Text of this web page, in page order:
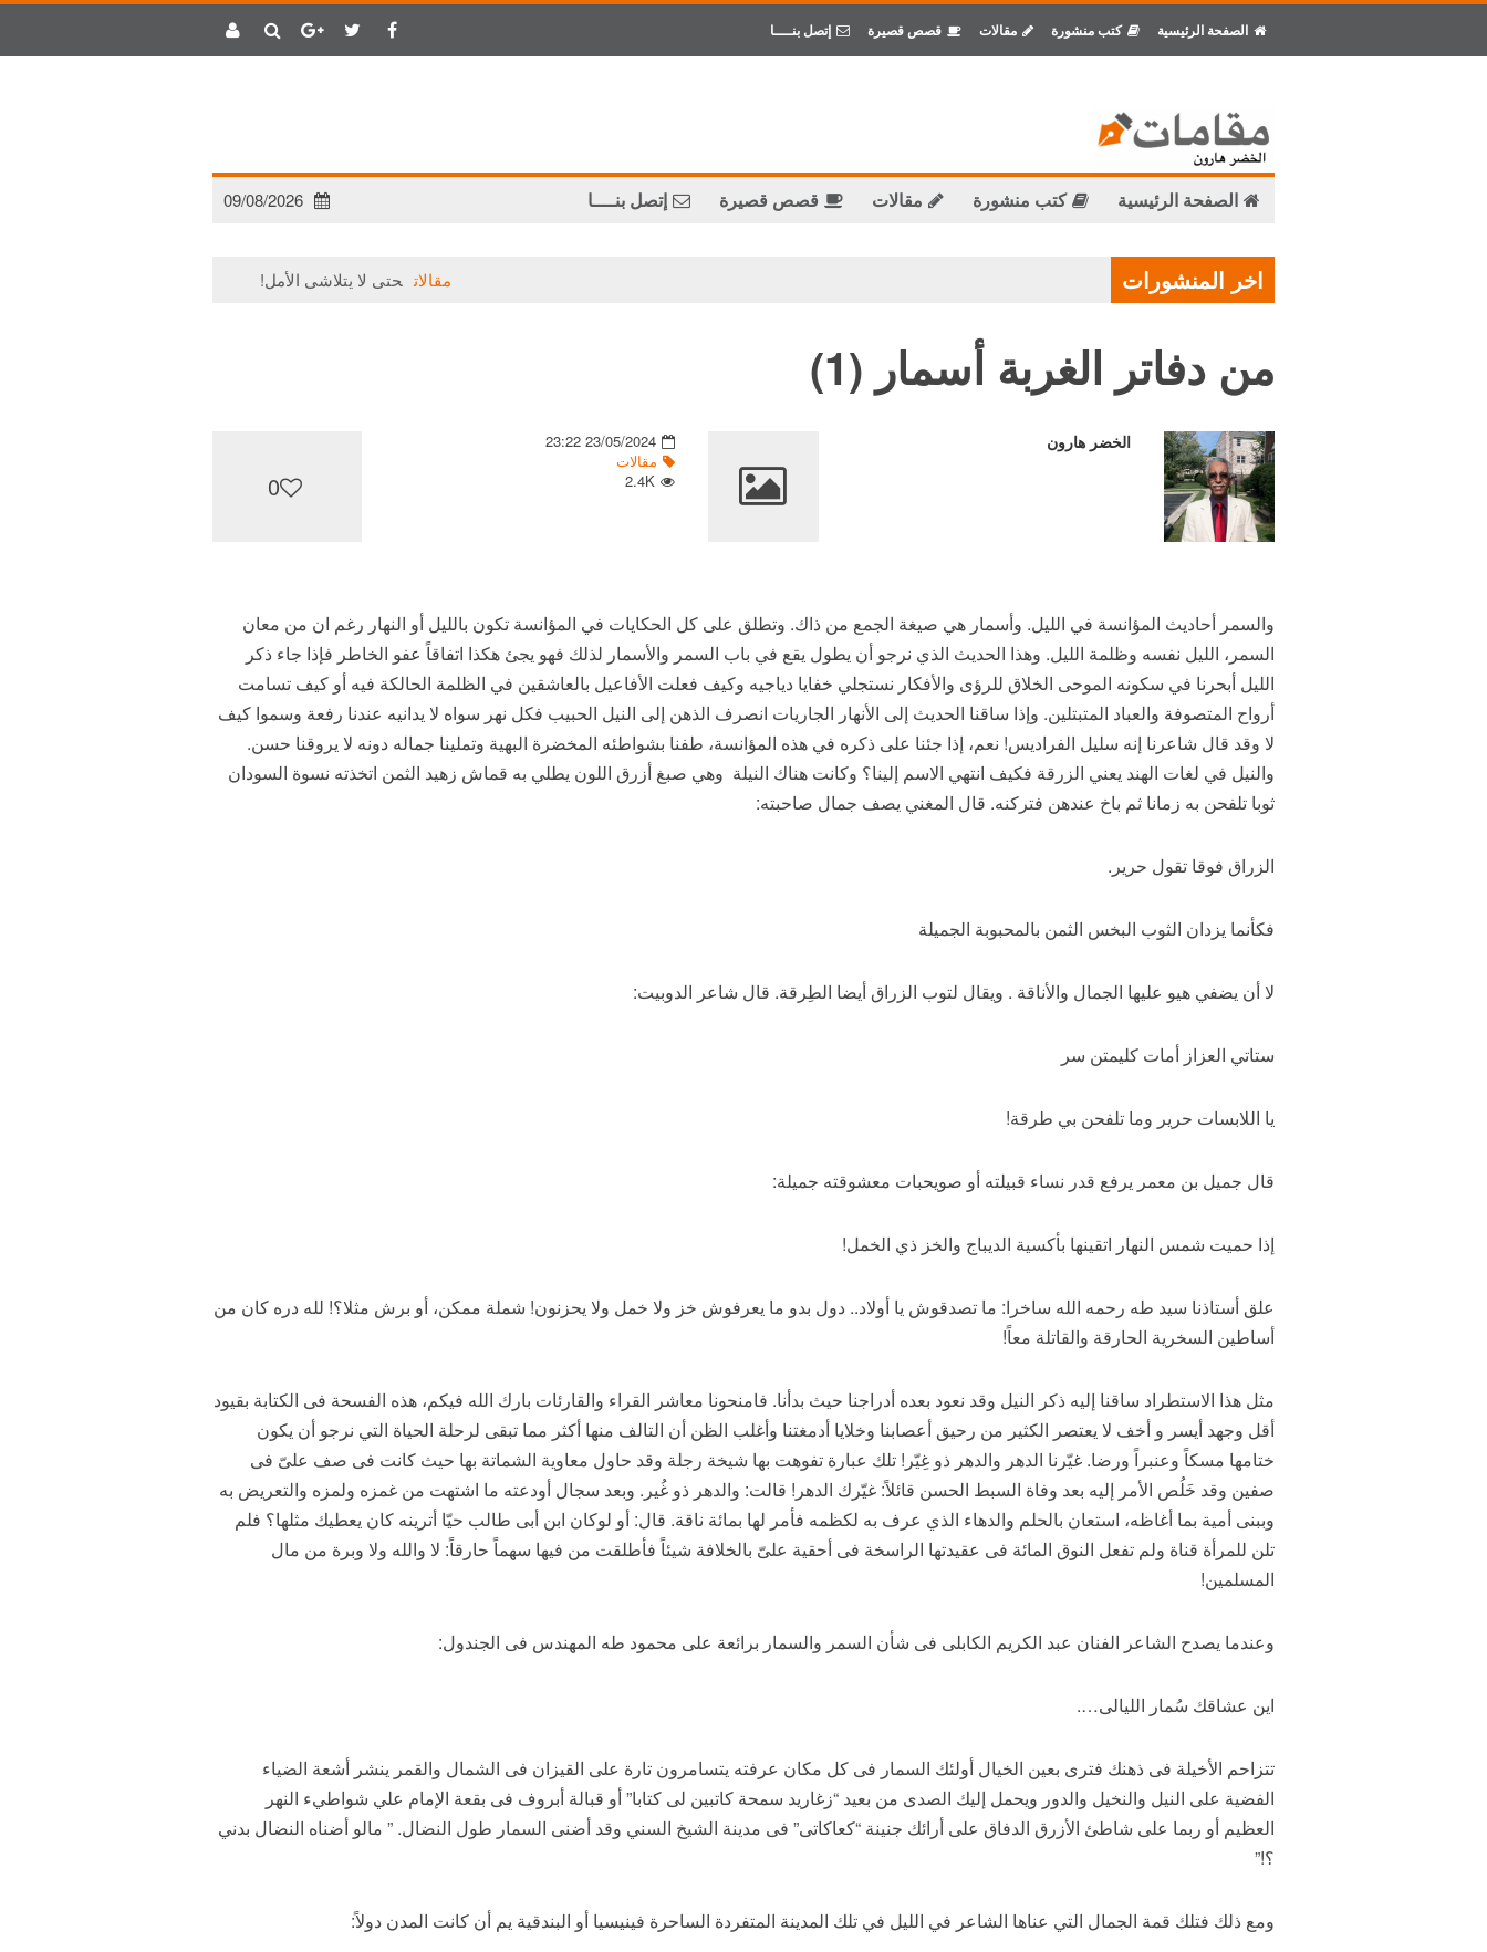
الصفحة الرئيسية كتب منشورة مقالات قصص قصيرة إتصل بنــــا
الصفحة الرئيسية كتب منشورة مقالات قصص قصيرة إتصل بنــــا 09/08/2026
اخر المنشورات حتى لا يتلاشى الأمل!
من دفاتر الغربة أسمار (1)
الخضر هارون
23/05/2024 23:22
مقالات
2.4K
0
والسمر أحاديث المؤانسة في الليل. وأسمار هي صيغة الجمع من ذاك. وتطلق على كل الحكايات في المؤانسة تكون بالليل أو النهار رغم ان من معان
السمر، الليل نفسه وظلمة الليل. وهذا الحديث الذي نرجو أن يطول يقع في باب السمر والأسمار لذلك فهو يجئ هكذا اتفاقاً عفو الخاطر فإذا جاء ذكر
الليل أبحرنا في سكونه الموحى الخلاق للرؤى والأفكار نستجلي خفايا دياجيه وكيف فعلت الأفاعيل بالعاشقين في الظلمة الحالكة فيه أو كيف تسامت
أرواح المتصوفة والعباد المتبتلين. وإذا ساقنا الحديث إلى الأنهار الجاريات انصرف الذهن إلى النيل الحبيب فكل نهر سواه لا يدانيه عندنا رفعة وسموا كيف
لا وقد قال شاعرنا إنه سليل الفراديس! نعم، إذا جئنا على ذكره في هذه المؤانسة، طفنا بشواطئه المخضرة البهية وتملينا جماله دونه لا يروقنا حسن.
والنيل في لغات الهند يعني الزرقة فكيف انتهي الاسم إلينا؟ وكانت هناك النيلة وهي صبغ أزرق اللون يطلي به قماش زهيد الثمن اتخذته نسوة السودان
ثوبا تلفحن به زمانا ثم باخ عندهن فتركنه. قال المغني يصف جمال صاحبته:
الزراق فوقا تقول حرير.
فكأنما يزدان الثوب البخس الثمن بالمحبوبة الجميلة
لا أن يضفي هيو عليها الجمال والأناقة . ويقال لتوب الزراق أيضا الطِرقة. قال شاعر الدوبيت:
ستاتي العزاز أمات كليمتن سر
يا اللابسات حرير وما تلفحن بي طرقة!
قال جميل بن معمر يرفع قدر نساء قبيلته أو صويحبات معشوقته جميلة:
إذا حميت شمس النهار اتقينها بأكسية الديباج والخز ذي الخمل!
علق أستاذنا سيد طه رحمه الله ساخرا: ما تصدقوش يا أولاد.. دول بدو ما يعرفوش خز ولا خمل ولا يحزنون! شملة ممكن، أو برش مثلا؟! لله دره كان من
أساطين السخرية الحارقة والقاتلة معاً!
مثل هذا الاستطراد ساقنا إليه ذكر النيل وقد نعود بعده أدراجنا حيث بدأنا. فامنحونا معاشر القراء والقارئات بارك الله فيكم، هذه الفسحة فى الكتابة بقيود
أقل وجهد أيسر و أخف لا يعتصر الكثير من رحيق أعصابنا وخلايا أدمغتنا وأغلب الظن أن التالف منها أكثر مما تبقى لرحلة الحياة التي نرجو أن يكون
ختامها مسكاً وعنبراً ورضا. غيّرنا الدهر والدهر ذو غِيّر! تلك عبارة تفوهت بها شيخة رجلة وقد حاول معاوية الشماتة بها حيث كانت فى صف علىّ فى
صفين وقد خَلُص الأمر إليه بعد وفاة السبط الحسن قائلاً: غيّرك الدهر! قالت: والدهر ذو غُير. وبعد سجال أودعته ما اشتهت من غمزه ولمزه والتعريض به
وببنى أمية بما أغاظه، استعان بالحلم والدهاء الذي عرف به لكظمه فأمر لها بمائة ناقة. قال: أو لوكان ابن أبى طالب حيّا أترينه كان يعطيك مثلها؟ فلم
تلن للمرأة قناة ولم تفعل النوق المائة فى عقيدتها الراسخة فى أحقية علىّ بالخلافة شيئاً فأطلقت من فيها سهماً حارقاً: لا والله ولا وبرة من مال
المسلمين!
وعندما يصدح الشاعر الفنان عبد الكريم الكابلى فى شأن السمر والسمار برائعة على محمود طه المهندس فى الجندول:
اين عشاقك سُمار الليالى….
تتزاحم الأخيلة فى ذهنك فترى بعين الخيال أولئك السمار فى كل مكان عرفته يتسامرون تارة على القيزان فى الشمال والقمر ينشر أشعة الضياء
الفضية على النيل والنخيل والدور ويحمل إليك الصدى من بعيد “زغاريد سمحة كاتبين لى كتابا” أو قبالة أبروف فى بقعة الإمام علي شواطيء النهر
العظيم أو ربما على شاطئ الأزرق الدفاق على أرائك جنينة “كعاكاتى” فى مدينة الشيخ السني وقد أضنى السمار طول النضال. ” مالو أضناه النضال بدني
؟!”
ومع ذلك فتلك قمة الجمال التي عناها الشاعر في الليل في تلك المدينة المتفردة الساحرة فينيسيا أو البندقية يم أن كانت المدن دولاً: